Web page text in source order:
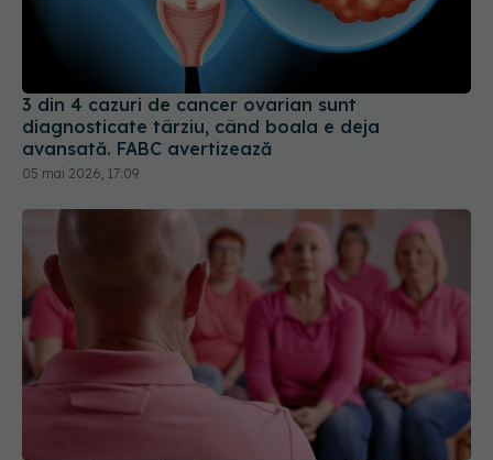
3 din 4 cazuri de cancer ovarian sunt
diagnosticate târziu, când boala e deja
avansată. FABC avertizează
05 mai 2026, 17:09